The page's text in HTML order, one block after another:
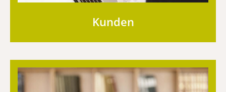
Kunden